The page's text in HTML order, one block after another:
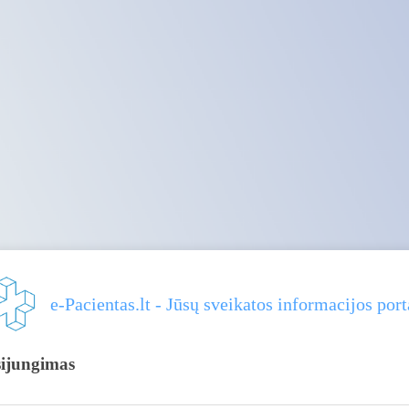
e-Pacientas.lt - Jūsų sveikatos informacijos